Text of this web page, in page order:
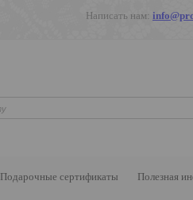
Написать нам:
Подарочные сертификаты Полезная